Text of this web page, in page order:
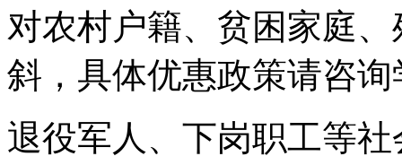
对农村户籍、贫困家庭
斜，具体优惠政策请咨
退役军人、下岗职工等